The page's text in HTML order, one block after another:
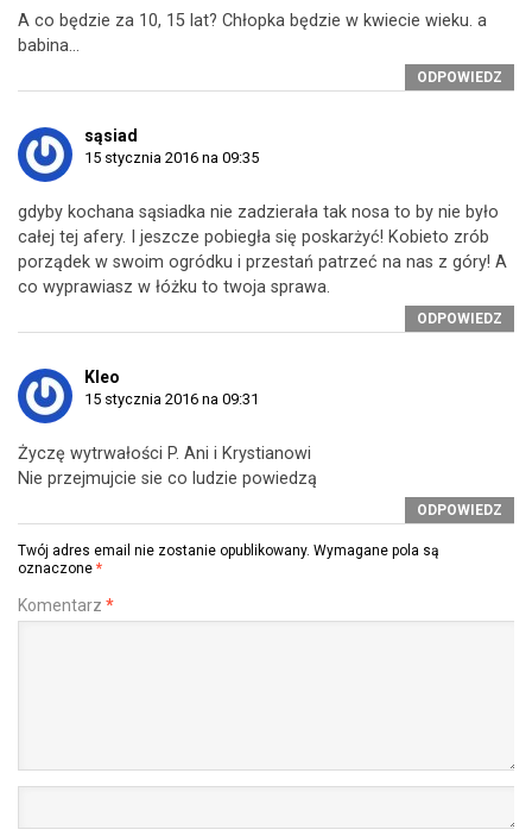
A co będzie za 10, 15 lat? Chłopka będzie w kwiecie wieku. a
babina…
ODPOWIEDZ
sąsiad
15 stycznia 2016 na 09:35
gdyby kochana sąsiadka nie zadzierała tak nosa to by nie było
całej tej afery. I jeszcze pobiegła się poskarżyć! Kobieto zrób
porządek w swoim ogródku i przestań patrzeć na nas z góry! A
co wyprawiasz w łóżku to twoja sprawa.
ODPOWIEDZ
Kleo
15 stycznia 2016 na 09:31
Życzę wytrwałości P. Ani i Krystianowi
Nie przejmujcie sie co ludzie powiedzą
ODPOWIEDZ
Twój adres email nie zostanie opublikowany. Wymagane pola są
oznaczone *
Komentarz *